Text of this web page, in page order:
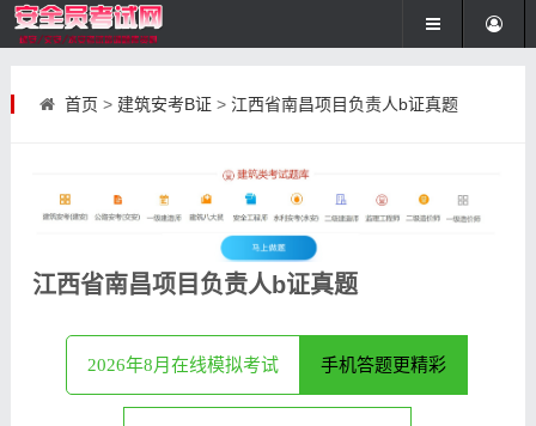
首页 > 建筑安考B证> 江西省南昌项目负责人b证真题
江西省南昌项目负责人b证真题
2026年8月在线模拟考试 手机答题更精彩